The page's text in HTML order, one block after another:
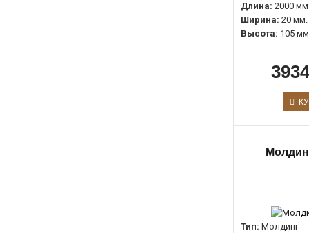
Длина: 2000 мм
Ширина: 20 мм.
Высота: 105
Тип: Молдинг